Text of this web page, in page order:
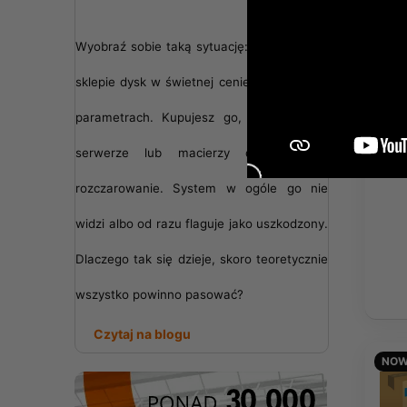
Wyobraź sobie taką sytuację: znajdujesz w
sklepie dysk w świetnej cenie i o idealnych
parametrach. Kupujesz go, montujesz w
serwerze lub macierzy dyskowej i...
rozczarowanie. System w ogóle go nie
widzi albo od razu flaguje jako uszkodzony.
Dlaczego tak się dzieje, skoro teoretycznie
wszystko powinno pasować?
Czytaj na blogu